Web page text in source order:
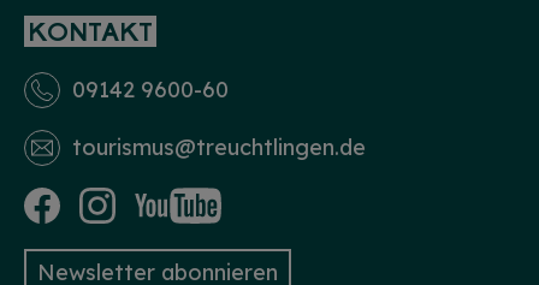
KONTAKT
09142 9600-60
tourismus­@treuchtlingen.de
Newsletter abonnieren